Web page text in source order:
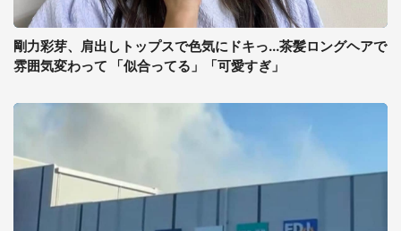
剛力彩芽、肩出しトップスで色気にドキっ...茶髪ロングヘアで
雰囲気変わって 「似合ってる」「可愛すぎ」